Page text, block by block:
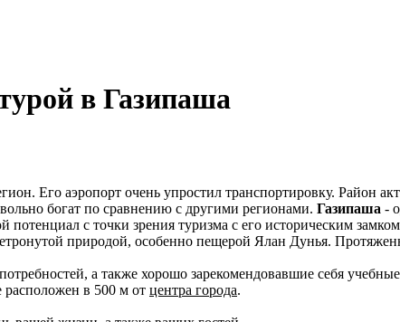
в Газипаша
Его аэропорт очень упростил транспортировку. Район
богат по сравнению с другими регионами. Газипаша -
потенциал с точки зрения туризма с его историческим
природой, особенно пещерой Ялан Дунья.
а также хорошо зарекомендовавшие себя
в 500 м от центра города.